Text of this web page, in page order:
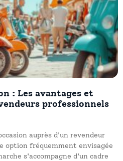
: Les avantages et
professionnels
auprès d'un revendeur
option fréquemment envisagée
s'accompagne d'un cadre